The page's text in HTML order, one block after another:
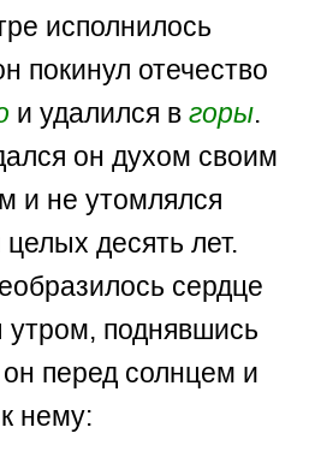
исполнилось
покинул отечество
и удалился вгоры.
он духом своим
и не утомлялся
десять лет.
сердце
утром, поднявшись
перед солнцем и
нему: